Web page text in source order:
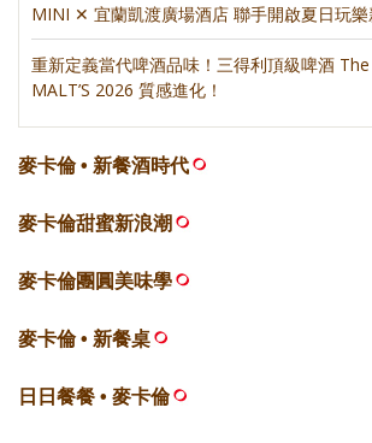
MINI ✕ 宜蘭凱渡廣場酒店 聯手開啟夏日玩樂
重新定義當代啤酒品味！三得利頂級啤酒
MALT’S 2026 質感進化！
麥卡倫 • 新餐酒時代
麥卡倫甜蜜新浪潮
麥卡倫團圓美味學
麥卡倫 • 新餐桌
日日餐餐 • 麥卡倫